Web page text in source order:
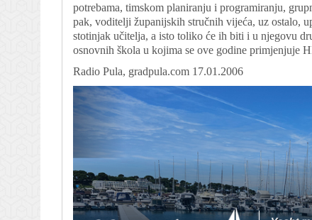
potrebama, timskom planiranju i programiranju,
pak, voditelji županijskih stručnih vijeća, uz ostalo,
stotinjak učitelja, a isto toliko će ih biti i u njegovu
osnovnih škola u kojima se ove godine primjenjuje
Radio Pula, gradpula.com 17.01.2006